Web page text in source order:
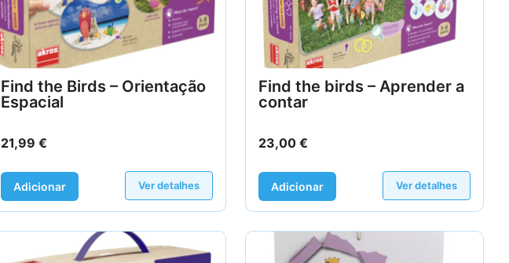
Find the Birds – Orientação
Espacial
21,99 €
Adicionar Ver detalhes
Find the birds – Aprender a
contar
23,00 €
Adicionar Ver detalhes